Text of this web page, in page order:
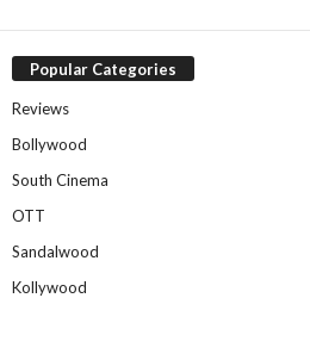
Popular Categories
Reviews
Bollywood
South Cinema
OTT
Sandalwood
Kollywood